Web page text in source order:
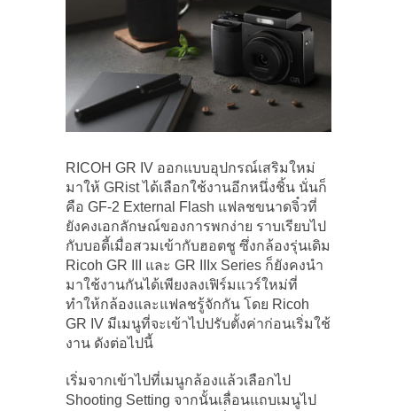
RICOH GR IV ออกแบบอุปกรณ์เสริมใหม่
มาให้ GRist ได้เลือกใช้งานอีกหนึ่งชิ้น นั่นก็
คือ GF-2 External Flash แฟลชขนาดจิ๋วที่
ยังคงเอกลักษณ์ของการพกง่าย ราบเรียบไป
กับบอดี้เมื่อสวมเข้ากับฮอตชู ซึ่งกล้องรุ่นเดิม
Ricoh GR III และ GR IIIx Series ก็ยังคงนำ
มาใช้งานกันได้เพียงลงเฟิร์มแวร์ใหม่ที่
ทำให้กล้องและแฟลชรู้จักกัน โดย Ricoh
GR IV มีเมนูที่จะเข้าไปปรับตั้งค่าก่อนเริ่มใช้
งาน ดังต่อไปนี้
เริ่มจากเข้าไปที่เมนูกล้องแล้วเลือกไป
Shooting Setting จากนั้นเลื่อนแถบเมนูไป